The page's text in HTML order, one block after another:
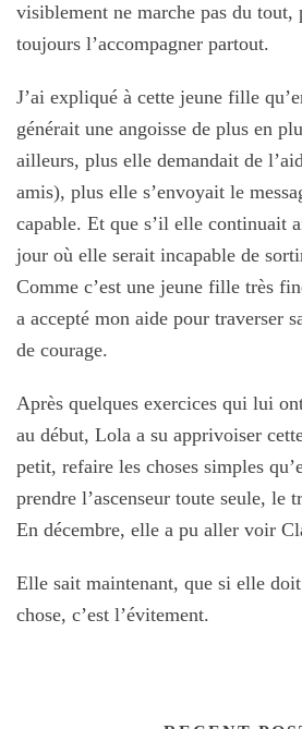
visiblement ne marche pas du tout,
toujours l’accompagner partout.
J’ai expliqué à cette jeune fille
générait une angoisse de plus en
ailleurs, plus elle demandait de
amis), plus elle s’envoyait le
capable. Et que s’il elle continuait
jour où elle serait incapable de
Comme c’est une jeune fille très
a accepté mon aide pour traverser
de courage.
Après quelques exercices qui lui
au début, Lola a su apprivoiser
petit, refaire les choses simples
prendre l’ascenseur toute seule,
En décembre, elle a pu aller voir
Elle sait maintenant, que si elle
chose, c’est l’évitement.